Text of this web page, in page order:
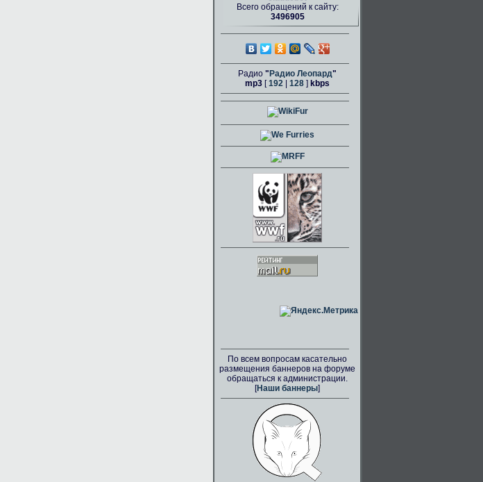
Всего обращений к сайту:
3496905
Радио " Радио Леопард"
mp3 [192 128 ] kbps
По всем вопросам касательно
размещения баннеров на форуме
обращаться к администрации.
[Наши баннеры]